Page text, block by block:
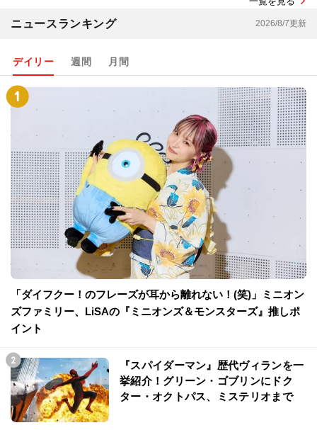
ニュースランキング 2026/8/7更新
デイリー 週間 月間
「ダイフクー！のフレーズが耳から離れない！(笑)」ミニオン
ズファミリー、LiSAの『ミニオンズ＆モンスターズ』推しポ
イント
『スパイダーマン』歴代ヴィランを一
挙紹介！グリーン・ゴブリンにドク
ター・オクトパス、ミステリオまで